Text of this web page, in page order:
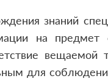
знаний
на предмет
для